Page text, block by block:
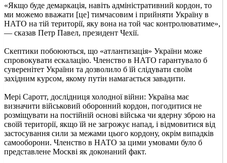
«Якщо буде демаркація, навіть адміністративний кордон, то
ми можемо вважати [це] тимчасовим і прийняти Україну в
НАТО на тій території, яку вона на той час контролюватиме»,
— сказав Петр Павел, президент Чехії.
Скептики побоюються, що «атлантизація» України може
спровокувати ескалацію. Членство в НАТО гарантувало б
суверенітет України та дозволило б їй слідувати своїм
західним курсом, якому путін намагається завадити.
Мері Саротт, дослідниця холодної війни: Україна має
визначити військовий оборонний кордон, погодитися не
розміщувати на постійній основі війська чи ядерну зброю на
своїй території, якщо їй не загрожує напад, і відмовитися від
застосування сили за межами цього кордону, окрім випадків
самооборони. Членство в НАТО за цими умовами було б
представлене Москві як доконаний факт.